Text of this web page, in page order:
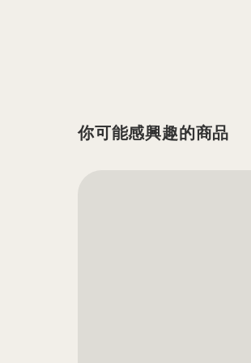
你可能感興趣的商品